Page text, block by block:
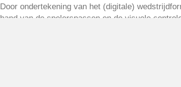
Door ondertekening van het (digitale)
hand van de spelerspassen en de visuele